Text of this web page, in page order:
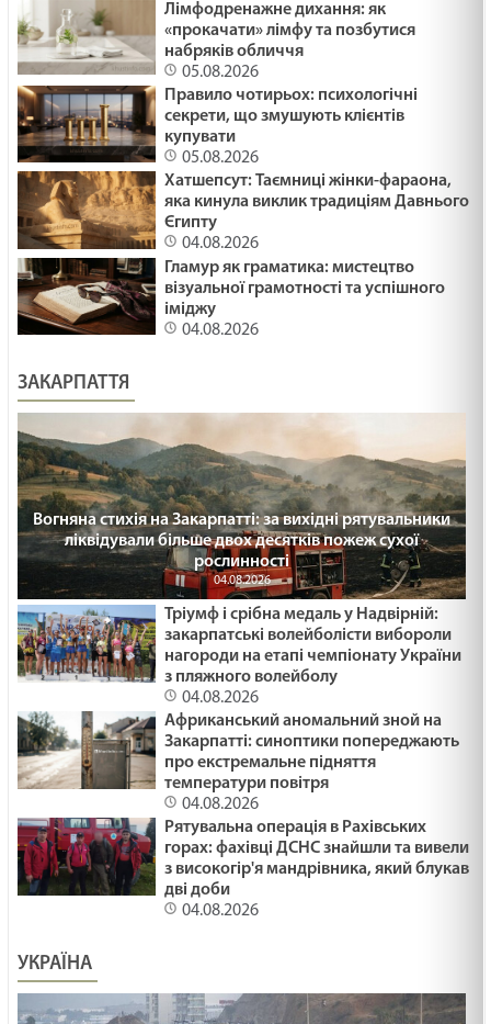
29.01.2025
СТАТИ СВЯТИМ /1485/ Майтеся файно
29.01.2025
ПОДАРУВАТИ ОСЛИКА /1484/ Майтеся файно
29.01.2025
ЯК ВИЖИТИ /1483/ Майтеся файно
29.01.2025
29.01.2025
МНОЖИТИ ВОГОНЬ БЛАГОСЛОВІННЯ /1481/
Майтеся файно
29.01.2025
Ти належиш багатству чи воно - тобі? Лк 18:18-
25. 30 - а неділя по ЗСД.
29.01.2025
КУСОК ХЛІБА /1480/ Майтеся файно
29.01.2025
ЖИТТЯ ЯК ПЕРЕХРЕСТЯ /1479/ Майтеся файно
29.01.2025
КОЛЯДА ДЛЯ ЗСУ /1478/ Майтеся файно
ПРИХОВАНЕ ЗЛО /1477/ Майтеся файно
Лімфодренажне дихання: як
«прокачати» лімфу та позбутися
набряків обличчя
05.08.2026
Правило чотирьох: психологічні
секрети, що змушують клієнтів
купувати
05.08.2026
Хатшепсут: Таємниці жінки-фараона,
яка кинула виклик традиціям Давнього
Єгипту
04.08.2026
Гламур як граматика: мистецтво
візуальної грамотності та успішного
іміджу
04.08.2026
ЗАКАРПАТТЯ
Вогняна стихія на Закарпатті: за вихідні рятувальники
ліквідували більше двох десятків пожеж сухої
рослинності
04.08.2026
Тріумф і срібна медаль у Надвірній:
закарпатські волейболісти вибороли
нагороди на етапі чемпіонату України
з пляжного волейболу
04.08.2026
Африканський аномальний зной на
Закарпатті: синоптики попереджають
про екстремальне підняття
температури повітря
04.08.2026
Рятувальна операція в Рахівських
горах: фахівці ДСНС знайшли та вивели
з високогір'я мандрівника, який блукав
дві доби
04.08.2026
УКРАЇНА